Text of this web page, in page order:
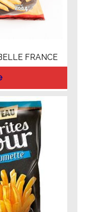
FRANCE